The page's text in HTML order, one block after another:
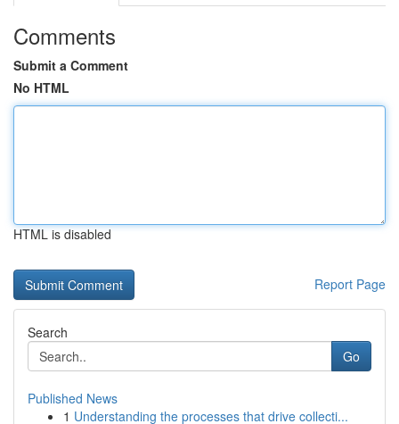
Comments
Submit a Comment
No HTML
HTML is disabled
Report Page
Search
Go
Published News
1 Understanding the processes that drive collecti...